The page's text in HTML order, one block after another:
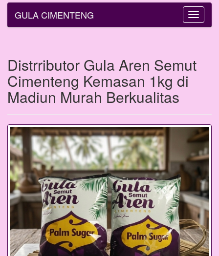
Toggle
GULA CIMENTENG
Distrributor Gula Aren Semut
Cimenteng Kemasan 1kg di
Madiun Murah Berkualitas